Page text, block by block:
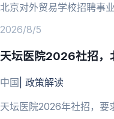
北京对外贸易学校招聘事
2026/8/5
天坛医院2026社招，
中国 政策解读
天坛医院2026年社招，要